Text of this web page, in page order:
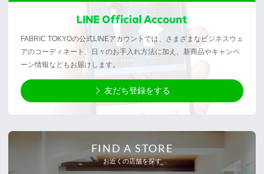
FABRIC TOKYOの公式LINEアカウントでは、さまざまなビジネスウェ
アのコーディネート、日々のお手入れ方法に加え、新商品やキャンペ
ーン情報などもお届けします。
友だち登録をする
FIND A STORE
お近くの店舗を探す